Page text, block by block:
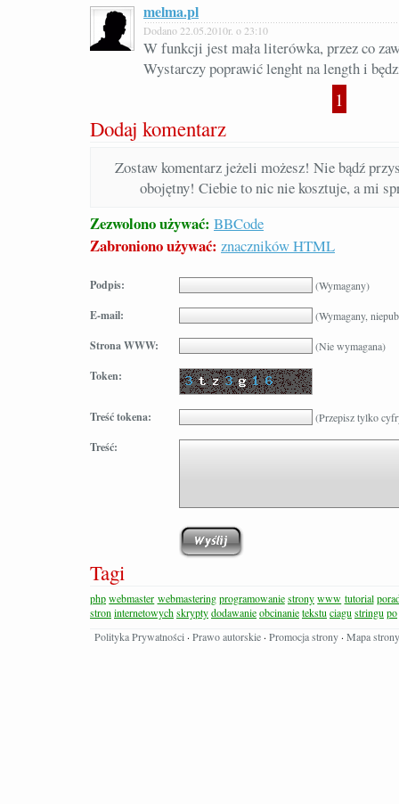
melma.pl
Dodano 22.05.2010r. o 23:10
W funkcji jest mała literówka, przez co
Wystarczy poprawić lenght na length i
1
Dodaj komentarz
Zostaw komentarz jeżeli możesz! Nie bądź
obojętny! Ciebie to nic nie kosztuje, a mi
Zezwolono używać: BBCode
Zabroniono używać: znaczników HTML
Podpis: (Wymagany)
E-mail: (Wymagany,
Strona WWW: (Nie wymagana)
Token:
Treść tokena: (Przepisz tylko
Treść:
Tagi
php webmaster webmastering programowanie strony www tutorial
stron internetowychskryptydodawanieobcinanietekstu ciagu stringu po
Polityka Prywatności · Prawo autorskie · Promocja strony · Mapa strony